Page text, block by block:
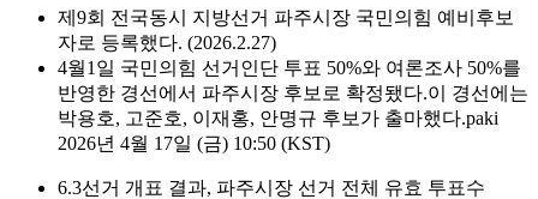
제9회 전국동시 지방선거 파주시장 국민의힘 예비후보
자로 등록했다. (2026.2.27)
4월1일 국민의힘 선거인단 투표 50%와 여론조사 50%를
반영한 경선에서 파주시장 후보로 확정됐다.이 경선에는
박용호, 고준호, 이재홍, 안명규 후보가 출마했다.paki
2026년 4월 17일 (금) 10:50 (KST)
6.3선거 개표 결과, 파주시장 선거 전체 유효 투표수